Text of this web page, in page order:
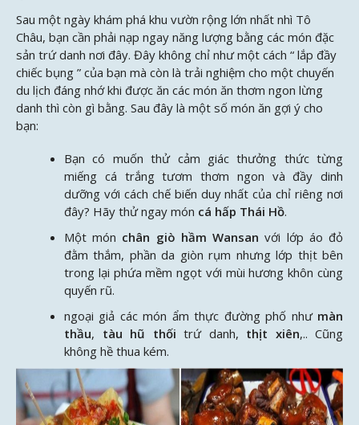
Sau một ngày khám phá khu vườn rộng lớn nhất nhì Tô
Châu, bạn cần phải nạp ngay năng lượng bằng các món đặc
sản trứ danh nơi đây. Đây không chỉ như một cách “ lắp đầy
chiếc bụng ” của bạn mà còn là trải nghiệm cho một chuyến
du lịch đáng nhớ khi được ăn các món ăn thơm ngon lừng
danh thì còn gì bằng. Sau đây là một số món ăn gợi ý cho
bạn:
Bạn có muốn thử cảm giác thưởng thức từng
miếng cá trắng tươm thơm ngon và đầy dinh
dưỡng với cách chế biến duy nhất của chỉ riêng nơi
đây? Hãy thử ngay món cá hấp Thái Hồ.
Một món chân giò hầm Wansan với lớp áo đỏ
đằm thắm, phần da giòn rụm nhưng lớp thịt bên
trong lại phứa mềm ngọt với mùi hương khôn cùng
quyến rũ.
ngoại giả các món ẩm thực đường phố như màn
thầu, tàu hũ thối trứ danh, thịt xiên,.. Cũng
không hề thua kém.